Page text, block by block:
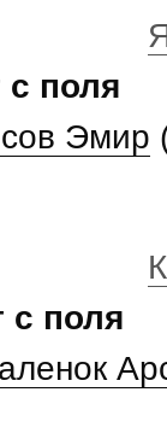
с поля
Эмир
с поля